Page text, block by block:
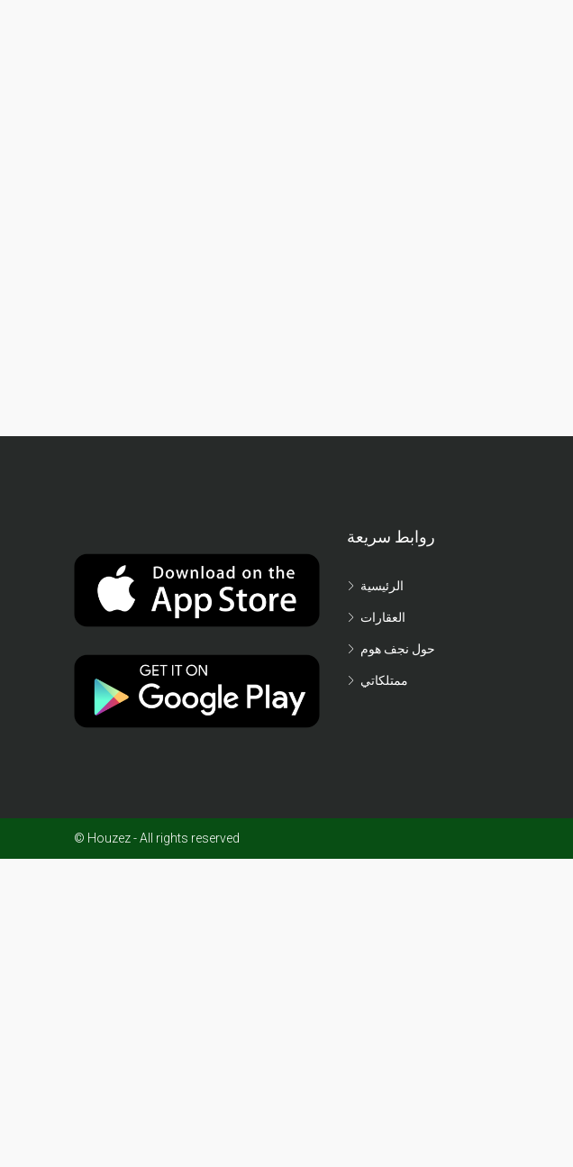
روابط سريعة
الرئيسية
العقارات
حول نجف هوم
ممتلكاتي
© Houzez - All rights reserved